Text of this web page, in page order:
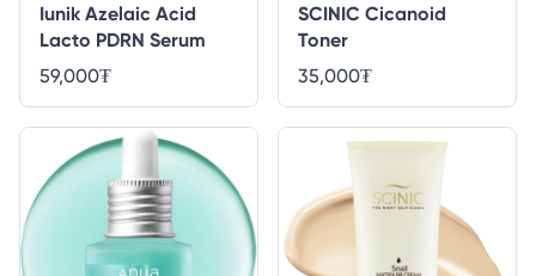
Iunik Azelaic Acid
Lacto PDRN Serum
59,000₮
SCINIC Cicanoid
Toner
35,000₮